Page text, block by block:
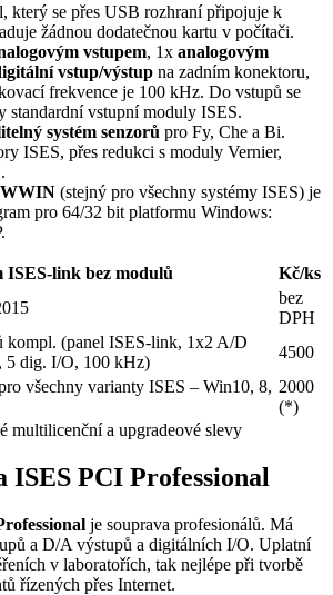
který se přes USB rozhraní připojuje k
žádnou dodatečnou kartu v počítači.
vstupem, 1x analogovým
vstup/výstup na zadním konektoru,
frekvence je 100 kHz. Do vstupů se
standardní vstupní moduly ISES.
systém senzorů pro Fy, Che a Bi.
ISES, přes redukci s moduly Vernier,
(stejný pro všechny systémy ISES) je
pro 64/32 bit platformu Windows:
ISES-link bez modulů
Kč/ks
bez
DPH
kompl. (panel ISES-link, 1x2 A/D
5 dig. I/O, 100 kHz)
4500
všechny varianty ISES – Win10, 8, 2000
(*)
multilicenční a upgradeové slevy
ISES PCI Professional
je souprava profesionálů. Má
a D/A výstupů a digitálních I/O. Uplatní
v laboratořích, tak nejlépe při tvorbě
řízených přes Internet.